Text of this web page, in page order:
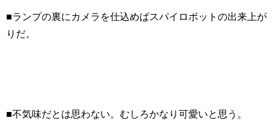
■ランプの裏にカメラを仕込めばスパイロボットの出来上が
りだ。
■不気味だとは思わない。むしろかなり可愛いと思う。